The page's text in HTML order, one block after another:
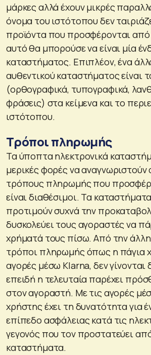
μάρκες αλλά έχουν μικρές
όνομα του ιστότοπου δεν
προϊόντα που προσφέρονται
αυτό θα μπορούσε να είναι μία
καταστήματος. Επιπλέον, ένα
αυθεντικού καταστήματος είναι
(ορθογραφικά, τυπογραφικά,
φράσεις) στα κείμενα και το
ιστότοπου.
Τρόποι πληρωμής
Τα ύποπτα ηλεκτρονικά
μερικές φορές να
τρόπους πληρωμής που
είναι διαθέσιμοι. Τα
προτιμούν συχνά την
δυσκολεύει τους αγοραστές να
χρήματά τους πίσω. Από την
τρόποι πληρωμής όπως η πάγια
αγορές μέσω Klarna, δεν γίνονται
επειδή η τελευταία παρέχει
στον αγοραστή. Με τις αγορές
χρήστης έχει τη δυνατότητα για
επίπεδο ασφάλειας κατά τις
γεγονός που τον προστατεύει
καταστήματα.